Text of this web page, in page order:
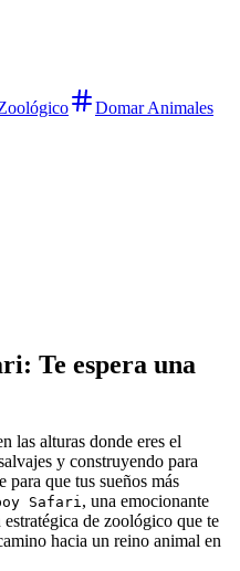
Domar Animales
Te espera una
las alturas donde eres el
y construyendo para
para que tus sueños más
Safari , una emocionante
de zoológico que te
hacia un reino animal en